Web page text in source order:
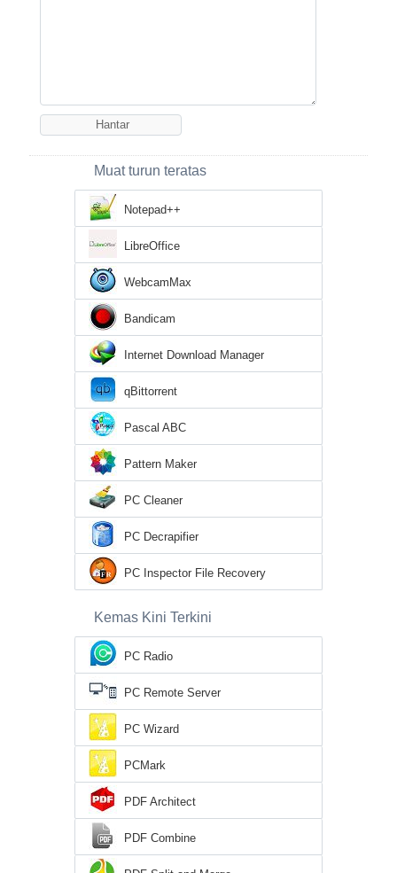
Muat turun teratas
Notepad++
LibreOffice
WebcamMax
Bandicam
Internet Download Manager
qBittorrent
Pascal ABC
Pattern Maker
PC Cleaner
PC Decrapifier
PC Inspector File Recovery
Kemas Kini Terkini
PC Radio
PC Remote Server
PC Wizard
PCMark
PDF Architect
PDF Combine